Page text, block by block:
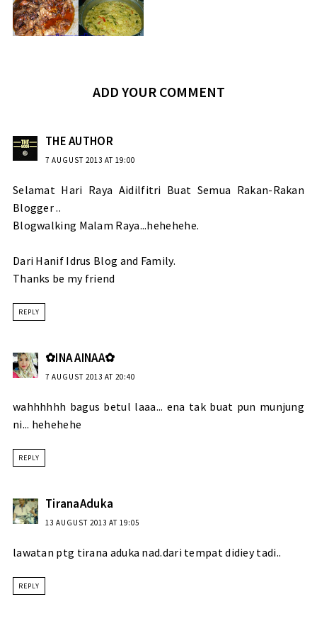
ADD YOUR COMMENT
THE AUTHOR
7 AUGUST 2013 AT 19:00
Selamat Hari Raya Aidilfitri Buat Semua Rakan-Rakan
Blogger ..
Blogwalking Malam Raya...hehehehe.
Dari Hanif Idrus Blog and Family.
Thanks be my friend
REPLY
✿INA AINAA✿
7 AUGUST 2013 AT 20:40
wahhhhhh bagus betul laaa... ena tak buat pun munjung
ni... hehehehe
REPLY
TiranaAduka
13 AUGUST 2013 AT 19:05
lawatan ptg tirana aduka nad.dari tempat didiey tadi..
REPLY